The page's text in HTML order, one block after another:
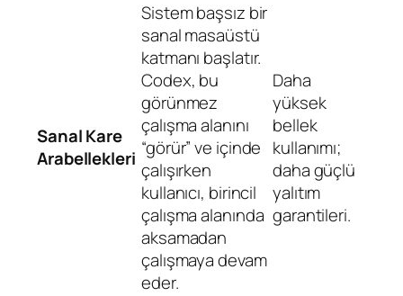
Sanal Kare
Arabellekleri
Sistem başsız bir
sanal masaüstü
katmanı başlatır.
Codex, bu
görünmez
çalışma alanını
“görür” ve içinde
çalışırken
kullanıcı, birincil
çalışma alanında
aksamadan
çalışmaya devam
eder.
Daha
yüksek
bellek
kullanımı;
daha güçlü
yalıtım
garantileri.